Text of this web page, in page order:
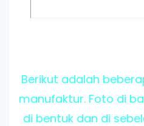
Berikut adalah
manufaktur. Foto di
di bentuk dan di